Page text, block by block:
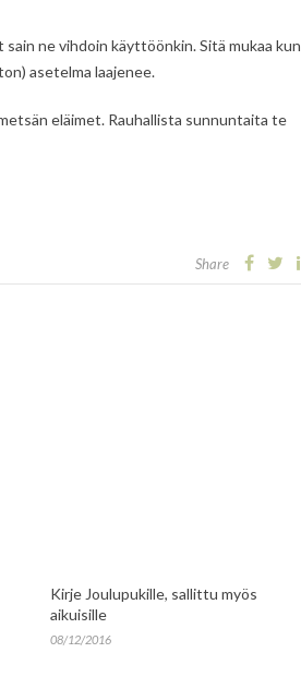
ne vihdoin käyttöönkin. Sitä mukaa kun
asetelma laajenee.
eläimet. Rauhallista sunnuntaita te
Share
Kirje Joulupukille, sallittu myös
aikuisille
08/12/2016